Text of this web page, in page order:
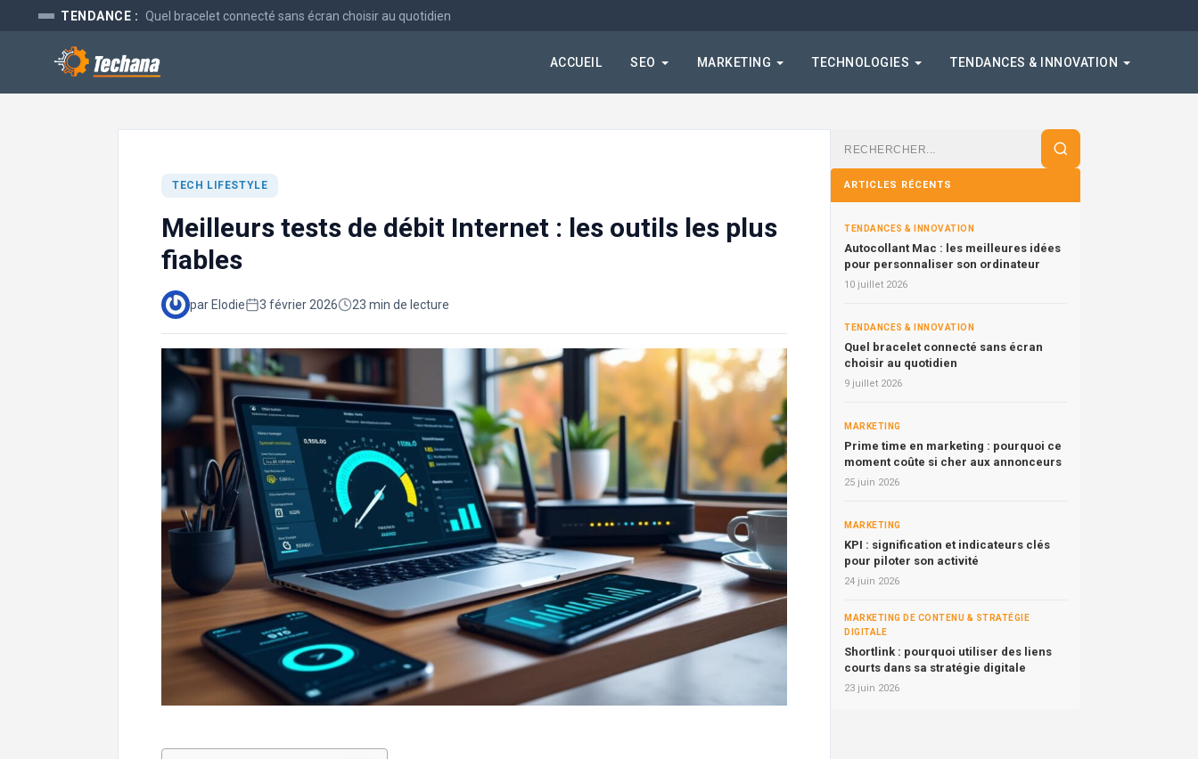
TENDANCE : Quel bracelet connecté sans écran choisir au quotidien
ACCUEIL SEO MARKETING TECHNOLOGIES TENDANCES & INNOVATION
TECH LIFESTYLE
Meilleurs tests de débit Internet : les outils les plus
fiables
par Elodie 3 février 2026 23 min de lecture
Rechercher
ARTICLES RÉCENTS
TENDANCES & INNOVATION
Autocollant Mac : les meilleures idées
pour personnaliser son ordinateur
10 juillet 2026
TENDANCES & INNOVATION
Quel bracelet connecté sans écran
choisir au quotidien
9 juillet 2026
MARKETING
Prime time en marketing : pourquoi ce
moment coûte si cher aux annonceurs
25 juin 2026
MARKETING
KPI : signification et indicateurs clés
pour piloter son activité
24 juin 2026
MARKETING DE CONTENU & STRATÉGIE
DIGITALE
Shortlink : pourquoi utiliser des liens
courts dans sa stratégie digitale
23 juin 2026